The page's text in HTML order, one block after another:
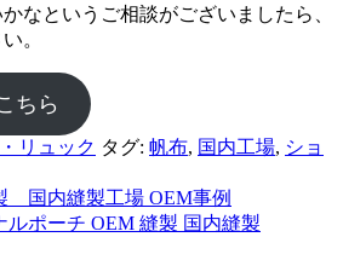
なというご相談がございましたら、
。
ちら
リュック タグ: 帆布, 国内工場, ショ
国内縫製工場 OEM事例
ルポーチ OEM 縫製 国内縫製